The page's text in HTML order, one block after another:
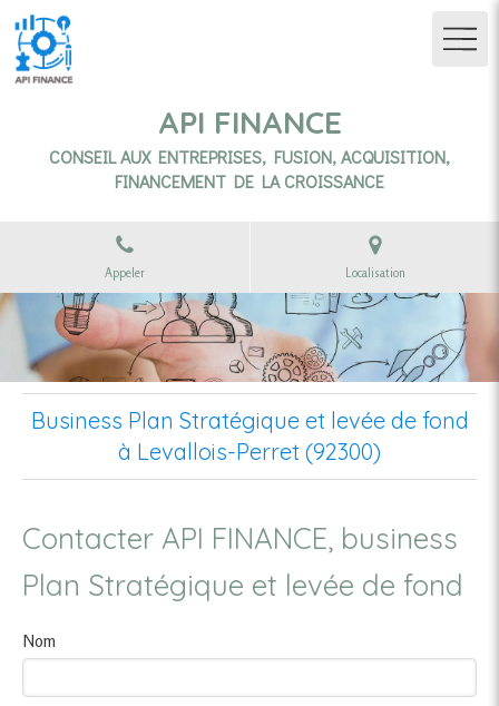
API FINANCE
CONSEIL AUX ENTREPRISES, FUSION, ACQUISITION,
FINANCEMENT DE LA CROISSANCE
Appeler Localisation
Business Plan Stratégique et levée de fond
à Levallois-Perret (92300)
Contacter API FINANCE, business
Plan Stratégique et levée de fond
Nom